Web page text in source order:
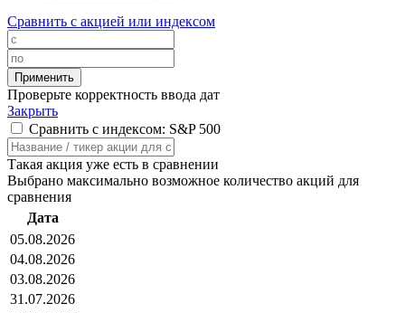
Сравнить с акцией или индексом
Проверьте корректность ввода дат
Закрыть
Сравнить с индексом: S&P 500
Такая акция уже есть в сравнении
Выбрано максимально возможное количество акций для
сравнения
Дата
05.08.2026
04.08.2026
03.08.2026
31.07.2026